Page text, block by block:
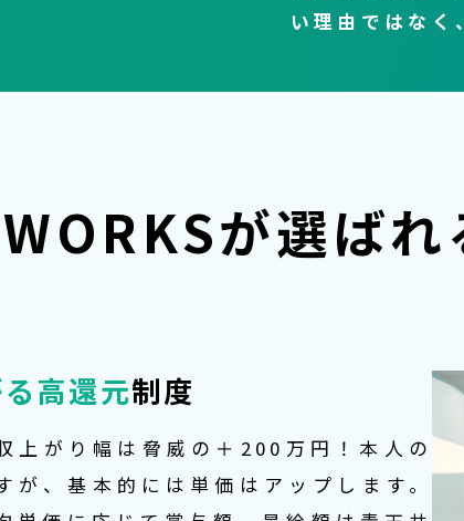
い理由ではなく
が選ばれ
高還元制度
上がり幅は脅威の＋200万円！本人の
が、基本的には単価はアップします。